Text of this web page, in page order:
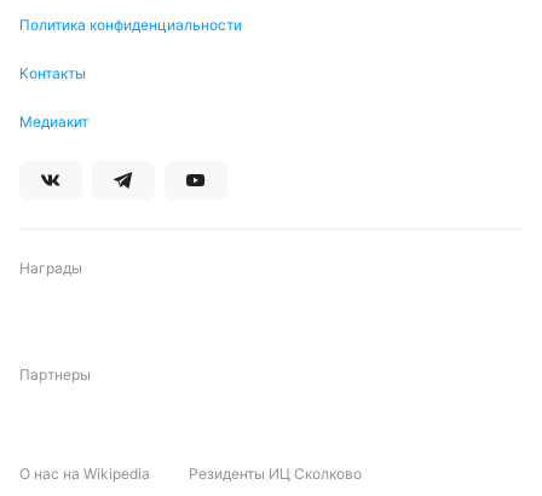
Политика конфиденциальности
Контакты
Медиакит
Награды
Партнеры
О нас на Wikipedia Резиденты ИЦ Сколково